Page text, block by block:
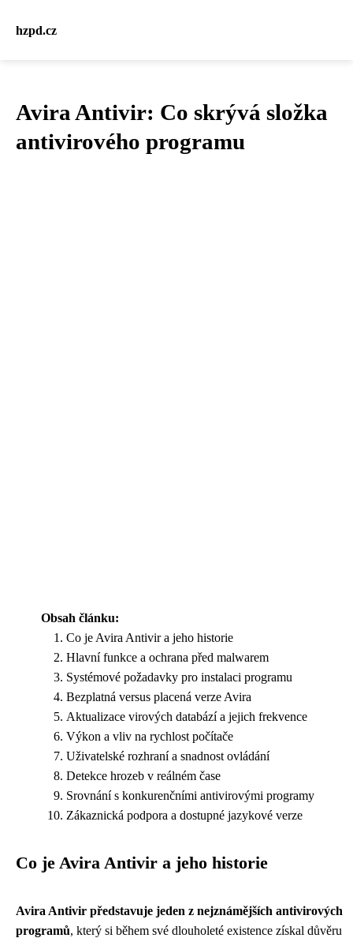
hzpd.cz
Avira Antivir: Co skrývá složka
antivirového programu
Obsah článku:
Co je Avira Antivir a jeho historie
Hlavní funkce a ochrana před malwarem
Systémové požadavky pro instalaci programu
Bezplatná versus placená verze Avira
Aktualizace virových databází a jejich frekvence
Výkon a vliv na rychlost počítače
Uživatelské rozhraní a snadnost ovládání
Detekce hrozeb v reálném čase
Srovnání s konkurenčními antivirovými programy
Zákaznická podpora a dostupné jazykové verze
Co je Avira Antivir a jeho historie
Avira Antivir představuje jeden z nejznámějších antivirových
programů, který si během své dlouholeté existence získal důvěru